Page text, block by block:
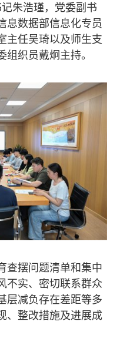
朱浩瑾，党委副书
息数据部信息化专员
主任吴琦以及师生支
织员戴炯主持。
查摆问题清单和集中
不实、密切联系群众
层减负存在差距等多
、整改措施及进展成